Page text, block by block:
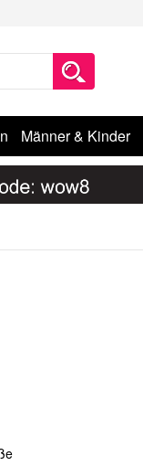
Männer & Kinder